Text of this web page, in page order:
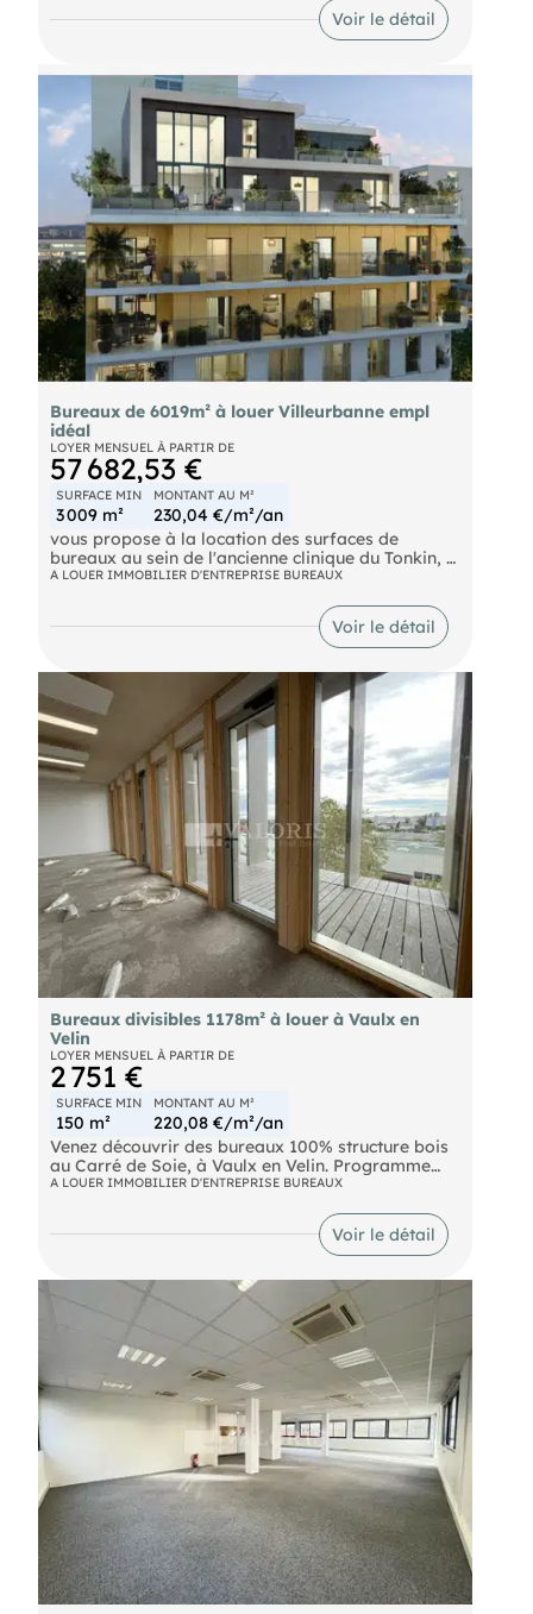
Voir le détail
Bureaux de 6019m² à louer Villeurbanne empl
idéal
LOYER MENSUEL À PARTIR DE
57 682,53 €
SURFACE MIN
3 009 m²
MONTANT AU M²
230,04 €/m²/an
vous propose à la location des surfaces de
bureaux au sein de l'ancienne clinique du Tonkin, à
Villeurbanne. Connecté au Campus de la Doua, cet
A LOUER IMMOBILIER D'ENTREPRISE BUREAUX
Voir le détail
Bureaux divisibles 1178m² à louer à Vaulx en
Velin
LOYER MENSUEL À PARTIR DE
2 751 €
SURFACE MIN
150 m²
MONTANT AU M²
220,08 €/m²/an
Venez découvrir des bureaux 100% structure bois
au Carré de Soie, à Vaulx en Velin. Programme
neuf développant plus de 8000 m² de bureaux de
disponibles à la location, divisibles et situés à
proximité immédiate des transports en commun et
A LOUER IMMOBILIER D'ENTREPRISE BUREAUX
Voir le détail